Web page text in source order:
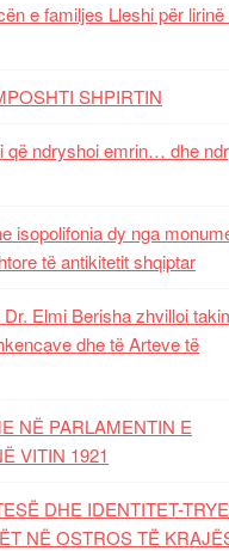
e familjes Lleshi për lirinë
SHPIRTIN
që ndryshoi emrin… dhe
isopolifonia dy nga
të antikitetit shqiptar
Elmi Berisha zhvilloi
dhe të Arteve të
NË PARLAMENTIN E
VITIN 1921
DHE IDENTITET-
NË OSTROS TË